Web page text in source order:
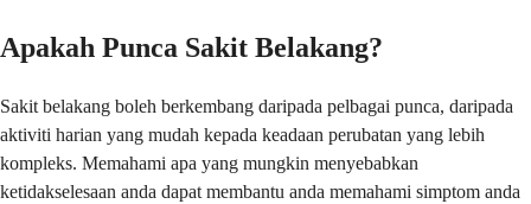
Apakah Punca Sakit Belakang?
Sakit belakang boleh berkembang daripada pelbagai punca, daripada
aktiviti harian yang mudah kepada keadaan perubatan yang lebih
kompleks. Memahami apa yang mungkin menyebabkan
ketidakselesaan anda dapat membantu anda memahami simptom anda